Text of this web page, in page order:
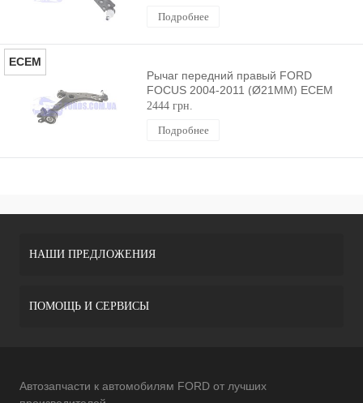
Подробнее
ECEM
Рычаг передний правый FORD
FOCUS 2004-2011 (Ø21MM) ECEM
2444 грн.
Подробнее
НАШИ ПРЕДЛОЖЕНИЯ
ПОМОЩЬ И СЕРВИСЫ
Автозапчасти к автомобилям FORD от лучших